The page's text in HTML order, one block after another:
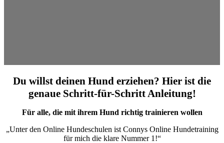
Du willst deinen Hund erziehen? Hier ist die
genaue Schritt-für-Schritt Anleitung!
Für alle, die mit ihrem Hund richtig trainieren wollen
„Unter den Online Hundeschulen ist Connys Online Hundetraining
für mich die klare Nummer 1!“